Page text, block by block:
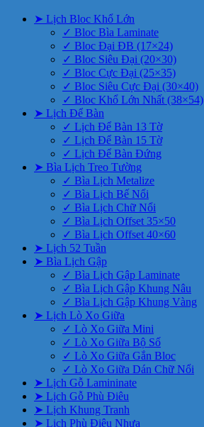
➤ Lịch Bloc Khổ Lớn
✓ Bloc Bìa Laminate
✓ Bloc Đại ĐB (17×24)
✓ Bloc Siêu Đại (20×30)
✓ Bloc Cực Đại (25×35)
✓ Bloc Siêu Cực Đại (30×40)
✓ Bloc Khổ Lớn Nhất (38×54)
➤ Lịch Để Bàn
✓ Lịch Để Bàn 13 Tờ
✓ Lịch Để Bàn 15 Tờ
✓ Lịch Để Bàn Đứng
➤ Bìa Lịch Treo Tường
✓ Bìa Lịch Metalize
✓ Bìa Lịch Bế Nổi
✓ Bìa Lịch Chữ Nổi
✓ Bìa Lịch Offset 35×50
✓ Bìa Lịch Offset 40×60
➤ Lịch 52 Tuần
➤ Bìa Lịch Gập
✓ Bìa Lịch Gập Laminate
✓ Bìa Lịch Gập Khung Nâu
✓ Bìa Lịch Gập Khung Vàng
➤ Lịch Lò Xo Giữa
✓ Lò Xo Giữa Mini
✓ Lò Xo Giữa Bộ Số
✓ Lò Xo Giữa Gắn Bloc
✓ Lò Xo Giữa Dán Chữ Nổi
➤ Lịch Gỗ Lamininate
➤ Lịch Gỗ Phù Điêu
➤ Lịch Khung Tranh
➤ Lịch Phù Điêu Nhựa